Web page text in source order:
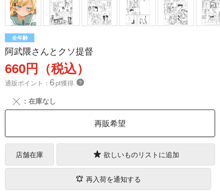
全年齢
阿武隈さんとクソ提督
660円（税込）
通販ポイント： 6pt獲得 ？
╳ ：在庫なし
再販希望
店舗在庫 欲しいものリストに追加
再入荷を通知する